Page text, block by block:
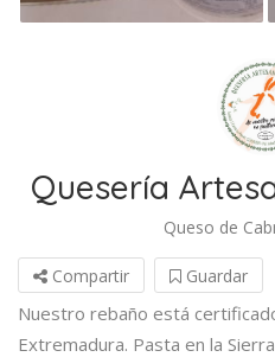
Quesería
Queso de
Compartir Guardar
Nuestro rebaño está
Extremadura. Pasta en la